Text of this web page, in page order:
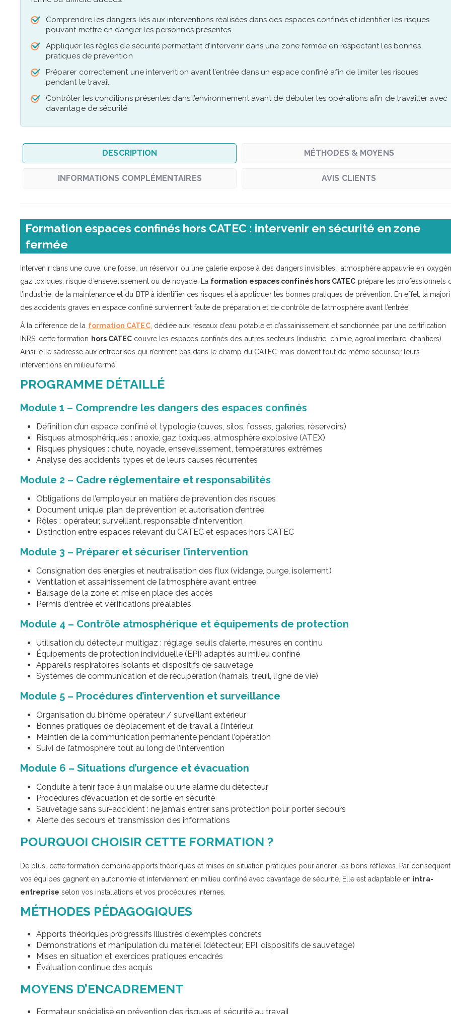
Comprendre les dangers liés aux interventions réalisées dans des espaces confinés et identifier les risques
pouvant mettre en danger les personnes présentes
Appliquer les règles de sécurité permettant d’intervenir dans une zone fermée en respectant les bonnes
pratiques de prévention
Préparer correctement une intervention avant l’entrée dans un espace confiné afin de limiter les risques
pendant le travail
Contrôler les conditions présentes dans l’environnement avant de débuter les opérations afin de travailler avec
davantage de sécurité
DESCRIPTION MÉTHODES & MOYENS
INFORMATIONS COMPLÉMENTAIRES AVIS CLIENTS
Formation espaces confinés hors CATEC : intervenir en sécurité en zone
fermée
Intervenir dans une cuve, une fosse, un réservoir ou une galerie expose à des dangers invisibles : atmosphère appauvrie en
gaz toxiques, risque d’ensevelissement ou de noyade. La formation espaces confinés hors CATEC prépare les professionnels
l’industrie, de la maintenance et du BTP à identifier ces risques et à appliquer les bonnes pratiques de prévention. En effet, la
des accidents graves en espace confiné surviennent faute de préparation et de contrôle de l’atmosphère avant l’entrée.
À la différence de la formation CATEC, dédiée aux réseaux d’eau potable et d’assainissement et sanctionnée par une certification
INRS, cette formation hors CATEC couvre les espaces confinés des autres secteurs (industrie, chimie, agroalimentaire, chantiers).
Ainsi, elle s’adresse aux entreprises qui n’entrent pas dans le champ du CATEC mais doivent tout de même sécuriser leurs
interventions en milieu fermé.
PROGRAMME DÉTAILLÉ
Module 1 – Comprendre les dangers des espaces confinés
Définition d’un espace confiné et typologie (cuves, silos, fosses, galeries, réservoirs)
Risques atmosphériques : anoxie, gaz toxiques, atmosphère explosive (ATEX)
Risques physiques : chute, noyade, ensevelissement, températures extrêmes
Analyse des accidents types et de leurs causes récurrentes
Module 2 – Cadre réglementaire et responsabilités
Obligations de l’employeur en matière de prévention des risques
Document unique, plan de prévention et autorisation d’entrée
Rôles : opérateur, surveillant, responsable d’intervention
Distinction entre espaces relevant du CATEC et espaces hors CATEC
Module 3 – Préparer et sécuriser l’intervention
Consignation des énergies et neutralisation des flux (vidange, purge, isolement)
Ventilation et assainissement de l’atmosphère avant entrée
Balisage de la zone et mise en place des accès
Permis d’entrée et vérifications préalables
Module 4 – Contrôle atmosphérique et équipements de protection
Utilisation du détecteur multigaz : réglage, seuils d’alerte, mesures en continu
Équipements de protection individuelle (EPI) adaptés au milieu confiné
Appareils respiratoires isolants et dispositifs de sauvetage
Systèmes de communication et de récupération (harnais, treuil, ligne de vie)
Module 5 – Procédures d’intervention et surveillance
Organisation du binôme opérateur / surveillant extérieur
Bonnes pratiques de déplacement et de travail à l’intérieur
Maintien de la communication permanente pendant l’opération
Suivi de l’atmosphère tout au long de l’intervention
Module 6 – Situations d’urgence et évacuation
Conduite à tenir face à un malaise ou une alarme du détecteur
Procédures d’évacuation et de sortie en sécurité
Sauvetage sans sur-accident : ne jamais entrer sans protection pour porter secours
Alerte des secours et transmission des informations
POURQUOI CHOISIR CETTE FORMATION ?
De plus, cette formation combine apports théoriques et mises en situation pratiques pour ancrer les bons réflexes. Par conséquent,
vos équipes gagnent en autonomie et interviennent en milieu confiné avec davantage de sécurité. Elle est adaptable en intra-
entreprise selon vos installations et vos procédures internes.
MÉTHODES PÉDAGOGIQUES
Apports théoriques progressifs illustrés d’exemples concrets
Démonstrations et manipulation du matériel (détecteur, EPI, dispositifs de sauvetage)
Mises en situation et exercices pratiques encadrés
Évaluation continue des acquis
MOYENS D’ENCADREMENT
Formateur spécialisé en prévention des risques et sécurité au travail